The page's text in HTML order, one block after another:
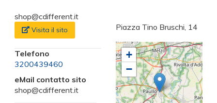
shop@cdifferent.it
Visita il sito
Telefono
3200439460
eMail contatto sito
shop@cdifferent.it
Piazza Tino Bruschi, 14
+
−